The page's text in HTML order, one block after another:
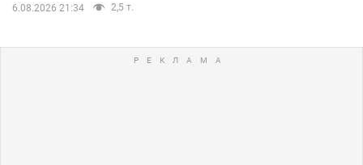
6.08.2026 21:34 2,5 т.